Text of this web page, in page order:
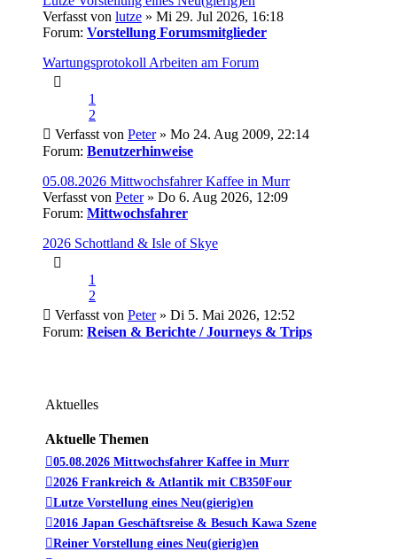
Verfasst von lutze » Mi 29. Jul 2026, 16:18
Forum: Vorstellung Forumsmitglieder
Wartungsprotokoll Arbeiten am Forum
1
2
Verfasst von Peter» Mo 24. Aug 2009, 22:14
Forum: Benutzerhinweise
05.08.2026 Mittwochsfahrer Kaffee in Murr
Verfasst von Peter» Do 6. Aug 2026, 12:09
Forum: Mittwochsfahrer
2026 Schottland & Isle of Skye
1
2
Verfasst von Peter» Di 5. Mai 2026, 12:52
Forum: Reisen & Berichte / Journeys & Trips
Aktuelles
Aktuelle Themen
05.08.2026 Mittwochsfahrer Kaffee in Murr
2026 Frankreich & Atlantik mit CB350Four
Lutze Vorstellung eines Neu(gierig)en
2016 Japan Geschäftsreise & Besuch Kawa Szene
Reiner Vorstellung eines Neu(gierig)en